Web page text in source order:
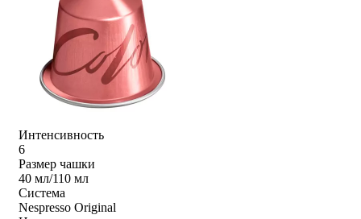
Интенсивность
6
Размер чашки
40 мл/110 мл
Система
Nespresso Original